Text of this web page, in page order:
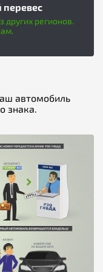
перевес
других регионов.
автомобиль
знака.